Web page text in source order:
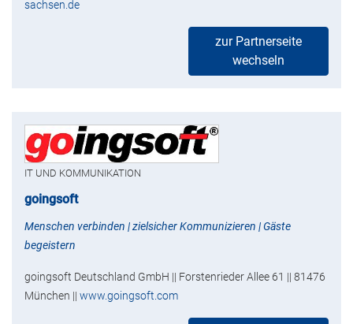
sachsen.de
zur Partnerseite
wechseln
IT UND KOMMUNIKATION
goingsoft
Menschen verbinden | zielsicher Kommunizieren | Gäste
begeistern
goingsoft Deutschland GmbH || Forstenrieder Allee 61 || 81476
München || www.goingsoft.com